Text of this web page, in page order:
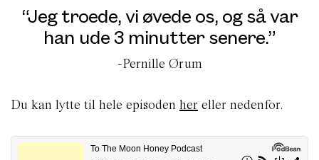
“Jeg troede, vi øvede os, og så var
han ude 3 minutter senere.”
-Pernille Ørum
Du kan lytte til hele episoden her eller nedenfor.